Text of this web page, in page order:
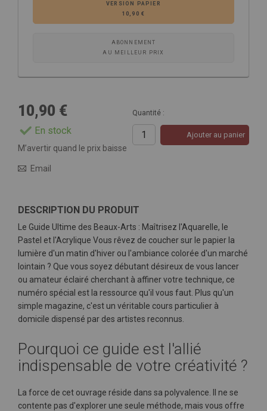
VERSION PAPIER
10,90 €
ABONNEMENT
AU MEILLEUR PRIX
10,90 €
En stock
Quantité :
Ajouter au panier
M’avertir quand le prix baisse
Email
DESCRIPTION DU PRODUIT
Le Guide Ultime des Beaux-Arts : Maîtrisez l'Aquarelle, le
Pastel et l'Acrylique Vous rêvez de coucher sur le papier la
lumière d'un matin d'hiver ou l'ambiance colorée d'un marché
lointain ? Que vous soyez débutant désireux de vous lancer
ou amateur éclairé cherchant à affiner votre technique, ce
numéro spécial est la ressource qu'il vous faut. Plus qu'un
simple magazine, c'est un véritable cours particulier à
domicile dispensé par des artistes reconnus.
Pourquoi ce guide est l'allié
indispensable de votre créativité ?
La force de cet ouvrage réside dans sa polyvalence. Il ne se
contente pas d'explorer une seule méthode, mais vous offre